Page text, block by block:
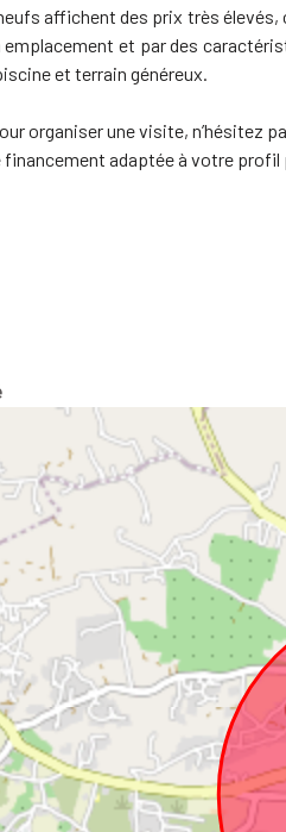
affichent des prix très
et par des
et terrain généreux.
organiser une visite, n’hésitez
financement adaptée à votre